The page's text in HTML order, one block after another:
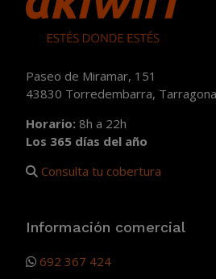
Paseo de Miramar, 151
43830 Torredembarra, Tarragona
Horario: 8h a 22h
Los 365 días del año
Consulta tu cobertura
Información comercial
692 367 424